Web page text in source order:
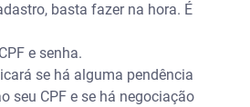
basta fazer na hora. É
e senha.
se há alguma pendência
seu CPF e se há negociação